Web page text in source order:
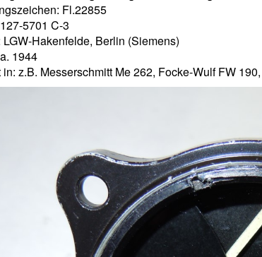
Fl.22855
5701 C-3
LGW-Hakenfelde, Berlin (Siemens)
1944
z.B. Messerschmitt Me 262, Focke-Wulf FW